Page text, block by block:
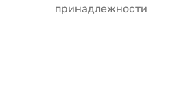
принадлежности